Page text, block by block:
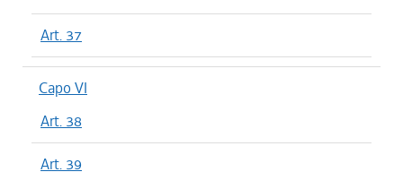
Art. 37
Capo VI
Art. 38
Art. 39